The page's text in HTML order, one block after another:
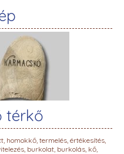
térkő
homokkő, termelés, értékesítés,
burkolat, burkolás, kő,